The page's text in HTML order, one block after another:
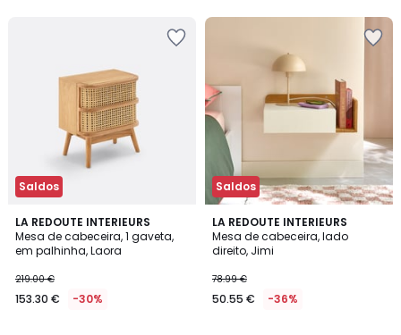
Saldos
LA REDOUTE INTERIEURS
Mesa de cabeceira, 1 gaveta,
em palhinha, Laora
219.00 €
153.30 € -30%
4,3
/ 5
2
Cores
Saldos
LA REDOUTE INTERIEURS
Mesa de cabeceira, lado
direito, Jimi
78.99 €
50.55 € -36%
3,8
/ 5